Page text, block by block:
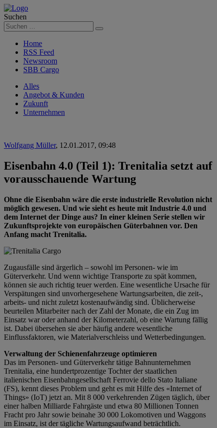
Suchen
Suchen
Home
RSS Feed
Newsroom
SBB Cargo
Alles
Angebot & Kunden
Zukunft
Unternehmen
Wolfgang Müller, 12.01.2017, 09:48
Eisenbahn 4.0 (Teil 1): Trenitalia setzt auf
vorausschauende Wartung
Ohne die Eisenbahn wäre die erste industrielle Revolution nicht
möglich gewesen. Und wie sieht es heute mit Industrie 4.0 und
dem Internet der Dinge aus? In einer kleinen Serie stellen wir
Zukunftsprojekte von europäischen Güterbahnen vor. Den
Anfang macht Trenitalia.
Zugausfälle sind ärgerlich – sowohl im Personen- wie im
Güterverkehr. Und wenn wichtige Transporte zu spät kommen,
können sie auch richtig teuer werden. Eine wesentliche Ursache für
Verspätungen sind unvorhergesehene Wartungsarbeiten, die zeit-,
arbeits- und nicht zuletzt kostenaufwändig sind. Üblicherweise
beurteilen Mitarbeiter nach der Zahl der Monate, die ein Zug im
Einsatz war oder anhand der Kilometerzahl, ob eine Wartung fällig
ist. Dabei übersehen sie aber häufig andere wesentliche
Einflussfaktoren, wie Materialverschleiss und Wetterbedingungen.
Verwaltung der Schienenfahrzeuge optimieren
Das im Personen- und Güterverkehr tätige Bahnunternehmen
Trenitalia, eine hundertprozentige Tochter der staatlichen
italienischen Eisenbahngesellschaft Ferrovie dello Stato Italiane
(FS), kennt dieses Problem und geht es mit Hilfe des «Internet of
Things» (IoT) jetzt an. Mit 8 000 verkehrenden Zügen täglich, über
einer halben Milliarde Fahrgäste und etwa 80 Millionen Tonnen
Fracht pro Jahr sowie beinahe 30 000 Lokomotiven und Waggons
im Einsatz, ist der tägliche Wartungsaufwand beträchtlich.